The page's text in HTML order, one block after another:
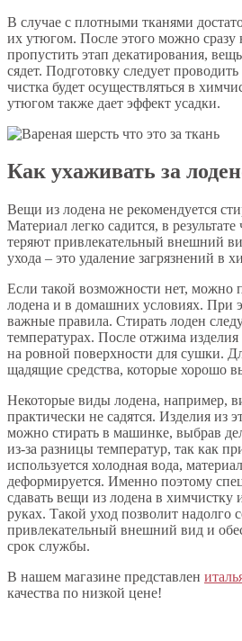
В случае с плотными тканями
их утюгом. После этого можно сразу
пропустить этап декатирования,
сядет. Подготовку следует
чистка будет осуществляться в
утюгом также дает эффект усадки.
Как ухаживать за
Вещи из лодена не рекомендуется
Материал легко садится, в
теряют привлекательный внешний
ухода – это удаление загрязнений в
Если такой возможности нет, можно
лодена и в домашних условиях. При
важные правила. Стирать лоден
температурах. После отжима
на ровной поверхности для сушки.
щадящие средства, которые хорошо
Некоторые виды лодена, например,
практически не садятся. Изделия из
можно стирать в машинке, выбрав
из-за разницы температур, так как
используется холодная вода,
деформируется. Именно поэтому
сдавать вещи из лодена в химчистку
руках. Такой уход позволит надолго
привлекательный внешний вид и
срок службы.
В нашем магазине представлен
качества по низкой цене!